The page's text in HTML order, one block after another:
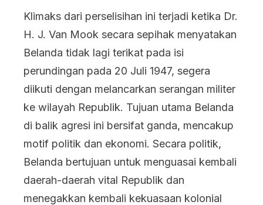
Klimaks dari perselisihan ini terjadi ketika Dr.
H. J. Van Mook secara sepihak menyatakan
Belanda tidak lagi terikat pada isi
perundingan pada 20 Juli 1947, segera
diikuti dengan melancarkan serangan militer
ke wilayah Republik. Tujuan utama Belanda
di balik agresi ini bersifat ganda, mencakup
motif politik dan ekonomi. Secara politik,
Belanda bertujuan untuk menguasai kembali
daerah-daerah vital Republik dan
menegakkan kembali kekuasaan kolonial